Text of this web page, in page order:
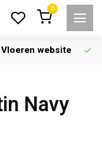
0
Vloeren website
Navy